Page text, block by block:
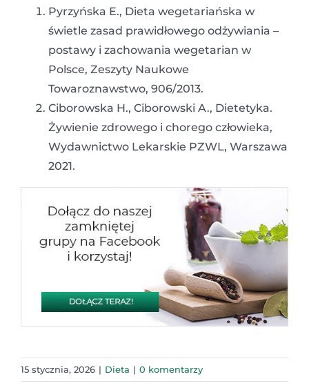
Pyrzyńska E., Dieta wegetariańska w
świetle zasad prawidłowego odżywiania –
postawy i zachowania wegetarian w
Polsce, Zeszyty Naukowe
Towaroznawstwo, 906/2013.
Ciborowska H., Ciborowski A., Dietetyka.
Żywienie zdrowego i chorego człowieka,
Wydawnictwo Lekarskie PZWL, Warszawa
2021.
15 stycznia, 2026 | Dieta | 0 komentarzy